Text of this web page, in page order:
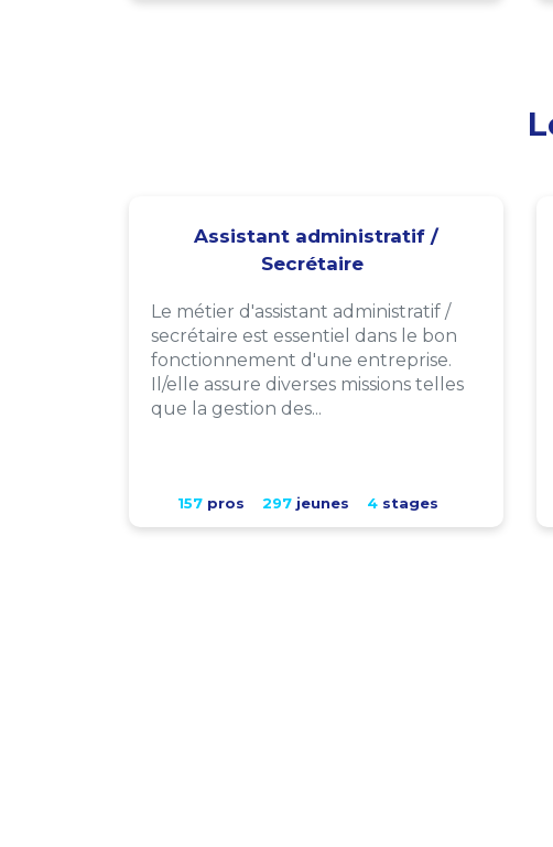
Assistant administratif /
Secrétaire
Le métier d'assistant administratif /
secrétaire est essentiel dans le bon
fonctionnement d'une entreprise.
Il/elle assure diverses missions telles
que la gestion des...
157pros 297jeunes 4stages